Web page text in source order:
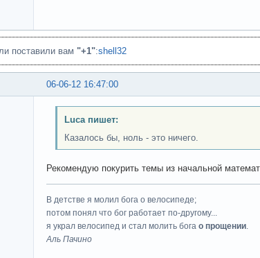
поставили вам "+1":shell32
06-06-12 16:47:00
Luca пишет:
Казалось бы, ноль - это ничего.
Рекомендую покурить темы из начальной
В детстве я молил бога о велосипеде;
потом понял что бог работает по-другому...
я украл велосипед и стал молить бога о прощении.
Аль Пачино